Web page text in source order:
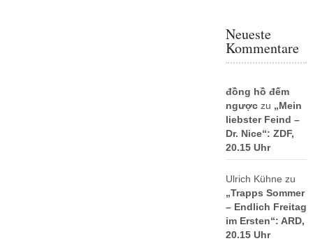
Neueste
Kommentare
đồng hồ đếm
ngượczu „Mein
liebster Feind –
Dr. Nice“: ZDF,
20.15 Uhr
Ulrich Kühne zu
„Trapps Sommer
– Endlich Freitag
im Ersten“: ARD,
20.15 Uhr